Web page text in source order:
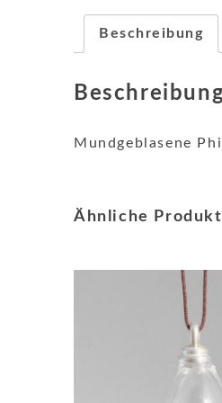
Beschreibung
Mundgeblasene
Ähnliche